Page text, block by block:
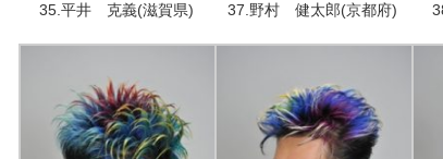
35.平井 克義(滋賀県) 37.野村 健太郎(京都府)